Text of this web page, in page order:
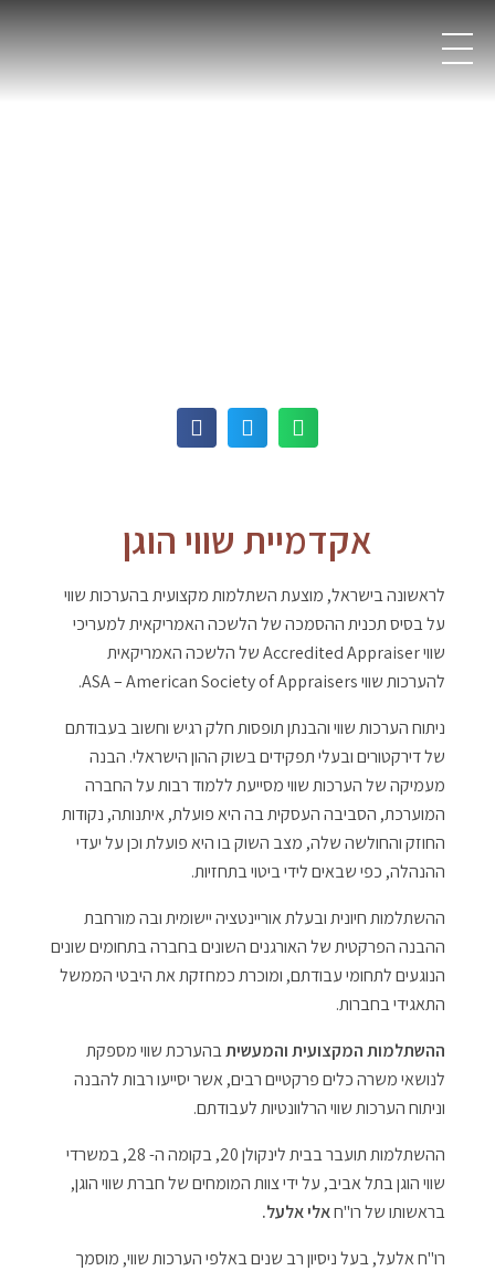
אקדמיית שווי הוגן
לראשונה בישראל, מוצעת השתלמות מקצועית בהערכות שווי
על בסיס תכנית ההסמכה של הלשכה האמריקאית למעריכי
שווי Accredited Appraiser של הלשכה האמריקאית
להערכות שווי ASA – American Society of Appraisers.
ניתוח הערכות שווי והבנתן תופסות חלק רגיש וחשוב בעבודתם
של דירקטורים ובעלי תפקידים בשוק ההון הישראלי. הבנה
מעמיקה של הערכות שווי מסייעת ללמוד רבות על החברה
המוערכת, הסביבה העסקית בה היא פועלת, איתנותה, נקודות
החוזק והחולשה שלה, מצב השוק בו היא פועלת וכן על יעדי
ההנהלה, כפי שבאים לידי ביטוי בתחזיות.
ההשתלמות חיונית ובעלת אוריינטציה יישומית ובה מורחבת
ההבנה הפרקטית של האורגנים השונים בחברה בתחומים שונים
הנוגעים לתחומי עבודתם, ומוכרת כמחזקת את היבטי הממשל
התאגידי בחברות.
ההשתלמות המקצועית והמעשיתבהערכת שווי מספקת
לנושאי משרה כלים פרקטיים רבים, אשר יסייעו רבות להבנה
וניתוח הערכות שווי הרלוונטיות לעבודתם.
ההשתלמות תועבר בבית לינקולן 20, בקומה ה- 28, במשרדי
שווי הוגן בתל אביב, על ידי צוות המומחים של חברת שווי הוגן,
בראשותו של רו"חאלי אלעל.
רו"ח אלעל, בעל ניסיון רב שנים באלפי הערכות שווי, מוסמך